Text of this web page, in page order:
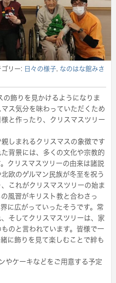
ゴリー: 日々の様子, なのはな館みさ
飾りを見かけるようになりま
ス気分を味わっていただくため
と作ったり、クリスマスツリー
しまれるクリスマスの象徴です
背景には、多くの文化や宗教的
クリスマスツリーの由来は諸説
欧のゲルマン民族が冬至を祝う
これがクリスマスツリーの始ま
風習がキリスト教と合わさっ
に広がっていったそうです。常
そしてクリスマスツリーは、家
のと言われています。皆様で一
に飾りを見て楽しむことで絆も
やケーキなどをご用意する予定